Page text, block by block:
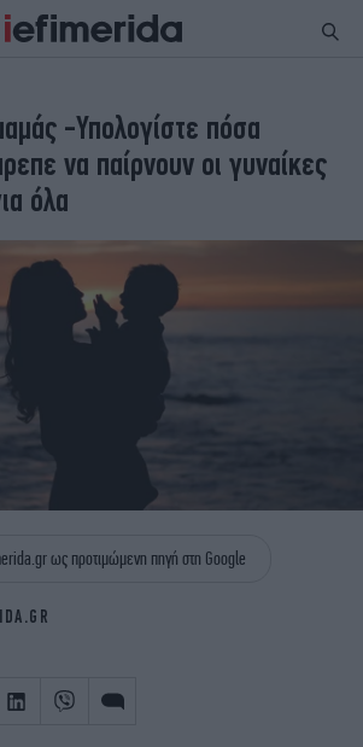
ΕΛΛΑΔΑ
ΚΟΣΜΟΣ
ΣΠΟΡ
ENGLISH EDITION
STORIES
ΥΓΕΙΑ
ΟΛΥΜΠΙΑΚΟΙ ΑΓΩΝΕΣ
GREEN
iAUTOKINITO
ΖΩΔΙΑ
-Υπολογίστε πόσα
να παίρνουν οι γυναίκες
όλα
ως προτιμώμενη πηγή στη Google